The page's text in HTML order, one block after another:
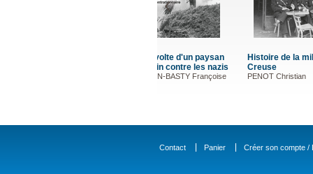
Mémoires d'un officier de
marine négrier
Adam
Contact Panier Créer son compte /